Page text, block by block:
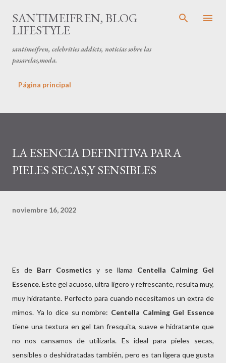
Ir al contenido principal
SANTIMEIFREN, BLOG
LIFESTYLE
santimeifren, celebrities addicts, noticias sobre las
pasarelas,moda.
Página principal
LA ESENCIA DEFINITIVA PARA
PIELES SECAS,Y SENSIBLES
noviembre 16, 2022
Es de Barr Cosmetics y se llama Centella Calming Gel
Essence. Este gel acuoso, ultra ligero y refrescante, resulta muy,
muy hidratante. Perfecto para cuando necesitamos un extra de
mimos. Ya lo dice su nombre: Centella Calming Gel Essence
tiene una textura en gel tan fresquita, suave e hidratante que
no nos cansamos de utilizarla. Es ideal para pieles secas,
sensibles o deshidratadas también, pero es tan ligera que gusta